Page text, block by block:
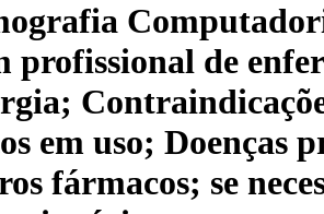
profissional de
em uso; Doenças
fármacos; se